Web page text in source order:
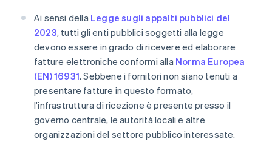
Ai sensi della Legge sugli appalti pubblici del
2023, tutti gli enti pubblici soggetti alla legge
devono essere in grado di ricevere ed elaborare
fatture elettroniche conformi alla Norma Europea
(EN) 16931. Sebbene i fornitori non siano tenuti a
presentare fatture in questo formato,
l'infrastruttura di ricezione è presente presso il
governo centrale, le autorità locali e altre
organizzazioni del settore pubblico interessate.